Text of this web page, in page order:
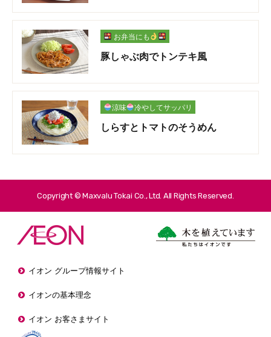
お弁当にも
豚しゃぶ肉でトンテキ風
涼味 冷やしてサッパリ
しらすとトマトのそうめん
Copyright © Maxvalu Tokai Co., Ltd. All Rights Reserved.
イオン グループ情報サイト
イオンの基本理念
イオン お客さまサイト